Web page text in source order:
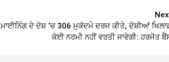
ਮਾਈਨਿੰਗ ਦੇ ਦੋਸ਼ ‘ਚ 306 ਮੁਕੱਦਮੇ ਦਰਜ ਕੀਤੇ, ਦੋਸ਼ੀਆਂ
ਕੋਈ ਨਰਮੀ ਨਹੀਂ ਵਰਤੀ ਜਾਵੇਗੀ: ਹਰਜੋਤ